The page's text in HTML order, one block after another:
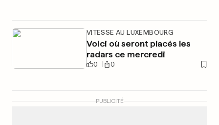
VITESSE AU LUXEMBOURG
Voici où seront placés les
radars ce mercredi
0 0
PUBLICITÉ